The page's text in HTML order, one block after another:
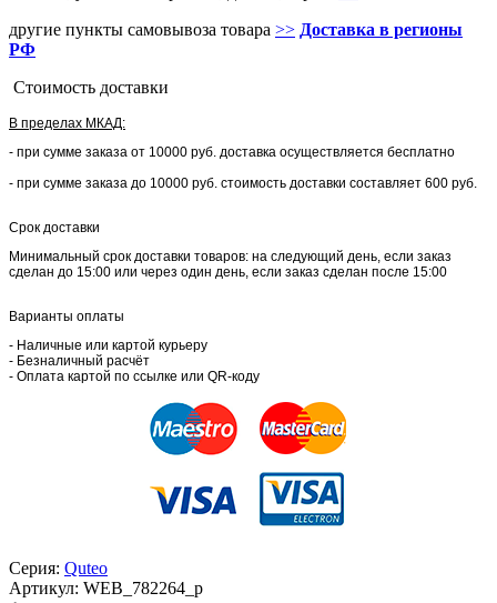
другие пункты самовывоза товара >> Доставка в регионы
РФ
Стоимость доставки
В пределах МКАД:
- при сумме заказа от 10000 руб. доставка осуществляется бесплатно
- при сумме заказа до 10000 руб. стоимость доставки составляет 600 руб.
Срок доставки
Минимальный срок доставки товаров: на следующий день, если заказ
сделан до 15:00 или через один день, если заказ сделан после 15:00
Варианты оплаты
- Наличные или картой курьеру
- Безналичный расчёт
- Оплата картой по ссылке или QR-коду
Серия: Quteo
Артикул: WEB_782264_p